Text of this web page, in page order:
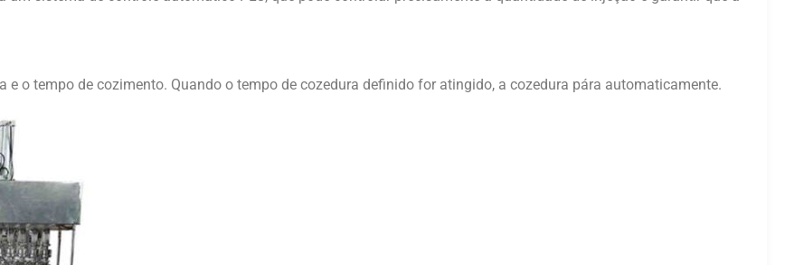
e o tempo de cozimento. Quando o tempo de cozedura definido for atingido, a cozedura pára automaticamente.